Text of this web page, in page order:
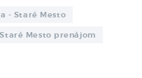
- Staré Mesto
Mesto prenájom